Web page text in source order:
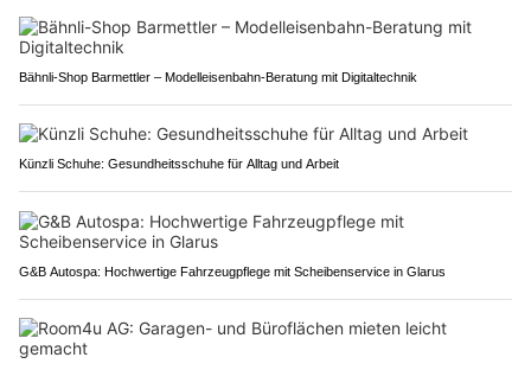
Bähnli-Shop Barmettler – Modelleisenbahn-Beratung mit Digitaltechnik
Künzli Schuhe: Gesundheitsschuhe für Alltag und Arbeit
G&B Autospa: Hochwertige Fahrzeugpflege mit Scheibenservice in Glarus